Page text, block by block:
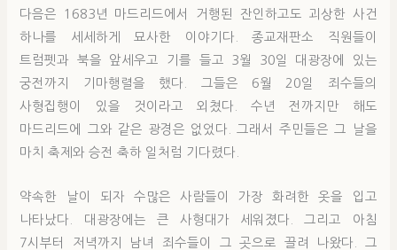
다음은 1683년 마드리드에서 거행된 잔인하고도 괴상한 사건
하나를 세세하게 묘사한 이야기다. 종교재판소 직원들이
트럼펫과 북을 앞세우고 기를 들고 3월 30일 대광장에 있는
궁전까지 기마행렬을 했다. 그들은 6월 20일 죄수들의
사형집행이 있을 것이라고 외쳤다. 수년 전까지만 해도
마드리드에 그와 같은 광경은 없었다. 그래서 주민들은 그 날을
마치 축제와 승전 축하 일처럼 기다렸다.
약속한 날이 되자 수많은 사람들이 가장 화려한 옷을 입고
나타났다. 대광장에는 큰 사형대가 세워졌다. 그리고 아침
7시부터 저녁까지 남녀 죄수들이 그 곳으로 끌려 나왔다. 그